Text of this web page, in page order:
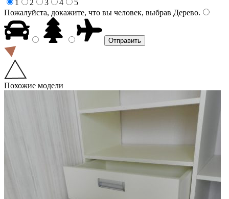
1
2 3 4
5
Пожалуйста, докажите, что вы человек, выбрав Дерево.
Похожие модели